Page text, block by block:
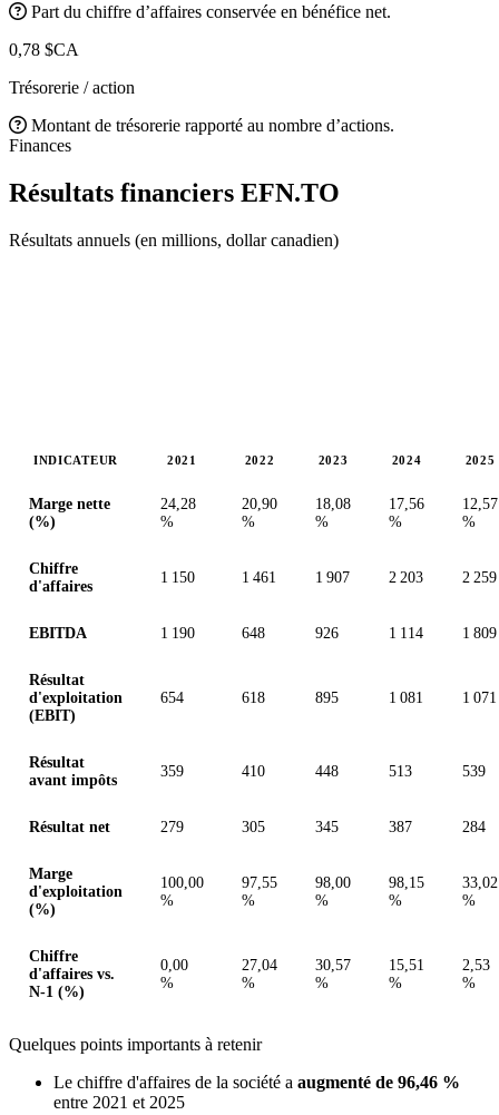
Part du chiffre d’affaires conservée en bénéfice net.
0,78 $CA
Trésorerie / action
Montant de trésorerie rapporté au nombre d’actions.
Finances
Résultats financiers EFN.TO
Résultats annuels (en millions, dollar canadien)
INDICATEUR 2021 2022 2023 2024 2025
Marge nette
(%)
24,28
%
20,90
%
18,08
%
17,56
%
12,57
%
Chiffre
d'affaires
1 150 1 461 1 907 2 203 2 259
EBITDA 1 190 648 926 1 114 1 809
Résultat
d'exploitation
(EBIT)
654 618 895 1 081 1 071
Résultat
avant impôts
359 410 448 513 539
Résultat net 279 305 345 387 284
Marge
d'exploitation
(%)
100,00
%
97,55
%
98,00
%
98,15
%
33,02
%
Chiffre
d'affaires vs.
N-1 (%)
0,00
%
27,04
%
30,57
%
15,51
%
2,53
%
Quelques points importants à retenir
Le chiffre d'affaires de la société a augmenté de 96,46 %
entre 2021 et 2025